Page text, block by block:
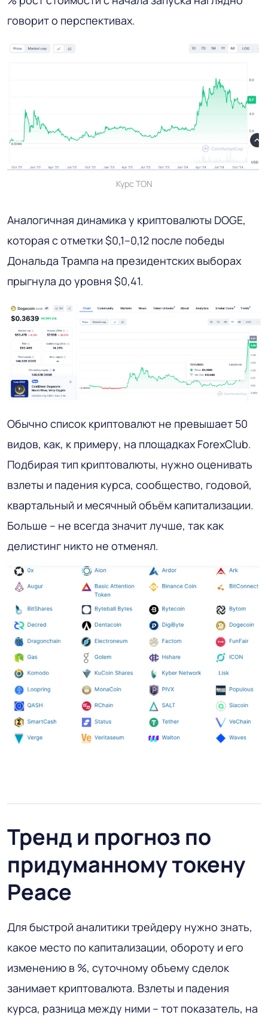
говорит о перспективах.
Курс TON
Аналогичная динамика у криптовалюты DOGE,
которая с отметки $0,1–0,12 после победы
Дональда Трампа на президентских выборах
прыгнула до уровня $0,41.
Обычно список криптовалют не превышает 50
видов, как, к примеру, на площадках ForexClub.
Подбирая тип криптовалюты, нужно оценивать
взлеты и падения курса, сообщество, годовой,
квартальный и месячный объём капитализации.
Больше – не всегда значит лучше, так как
делистинг никто не отменял.
Тренд и прогноз по
придуманному токену
Peace
Для быстрой аналитики трейдеру нужно знать,
какое место по капитализации, обороту и его
изменению в %, суточному объему сделок
занимает криптовалюта. Взлеты и падения
курса, разница между ними – тот показатель, на